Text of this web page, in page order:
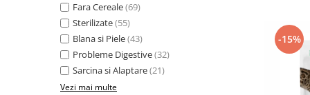
Igiena Caini
Carpathian Pet Food
Fresh Farm
Fara Cereale(69)
Sterilizate(55)
Blana si Piele(43)
Probleme Digestive(32)
Sarcina si Alaptare(21)
Vezi mai multe
-15%